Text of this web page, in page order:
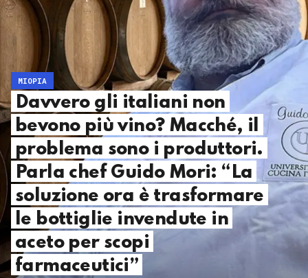
MIOPIA
Davvero gli italiani non
bevono più vino? Macché, il
problema sono i produttori.
Parla chef Guido Mori: “La
soluzione ora è trasformare
le bottiglie invendute in
aceto per scopi
farmaceutici”